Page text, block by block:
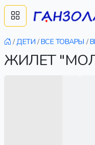
/ДЕТИ /ВСЕ ТОВАРЫ /
ЖИЛЕТ